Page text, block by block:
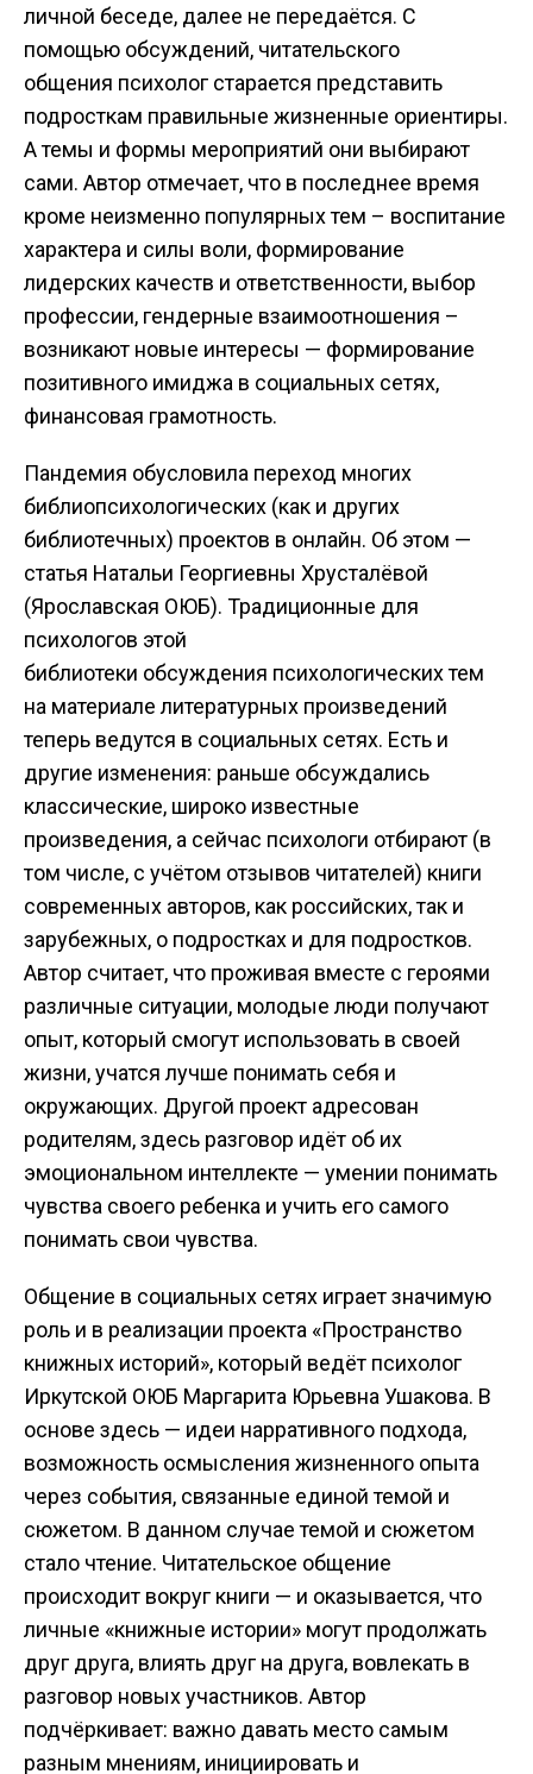
личной беседе, далее не передаётся. С
помощью обсуждений, читательского
общения психолог старается представить
подросткам правильные жизненные ориентиры.
А темы и формы мероприятий они выбирают
сами. Автор отмечает, что в последнее время
кроме неизменно популярных тем – воспитание
характера и силы воли, формирование
лидерских качеств и ответственности, выбор
профессии, гендерные взаимоотношения –
возникают новые интересы — формирование
позитивного имиджа в социальных сетях,
финансовая грамотность.
Пандемия обусловила переход многих
библиопсихологических (как и других
библиотечных) проектов в онлайн. Об этом —
статья Натальи Георгиевны Хрусталёвой
(Ярославская ОЮБ). Традиционные для
психологов этой
библиотеки обсуждения психологических тем
на материале литературных произведений
теперь ведутся в социальных сетях. Есть и
другие изменения: раньше обсуждались
классические, широко известные
произведения, а сейчас психологи отбирают (в
том числе, с учётом отзывов читателей) книги
современных авторов, как российских, так и
зарубежных, о подростках и для подростков.
Автор считает, что проживая вместе с героями
различные ситуации, молодые люди получают
опыт, который смогут использовать в своей
жизни, учатся лучше понимать себя и
окружающих. Другой проект адресован
родителям, здесь разговор идёт об их
эмоциональном интеллекте — умении понимать
чувства своего ребенка и учить его самого
понимать свои чувства.
Общение в социальных сетях играет значимую
роль и в реализации проекта «Пространство
книжных историй», который ведёт психолог
Иркутской ОЮБ Маргарита Юрьевна Ушакова. В
основе здесь — идеи нарративного подхода,
возможность осмысления жизненного опыта
через события, связанные единой темой и
сюжетом. В данном случае темой и сюжетом
стало чтение. Читательское общение
происходит вокруг книги — и оказывается, что
личные «книжные истории» могут продолжать
друг друга, влиять друг на друга, вовлекать в
разговор новых участников. Автор
подчёркивает: важно давать место самым
разным мнениям, инициировать и